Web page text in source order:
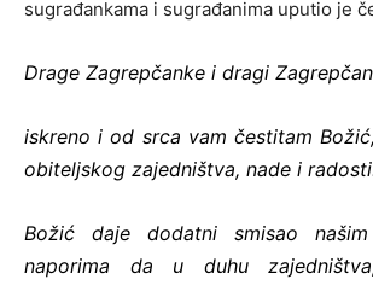
sugrađankama i sugrađanima uputio je
Drage Zagrepčanke i dragi
iskreno i od srca vam čestitam
obiteljskog zajedništva, nade i
Božić daje dodatni smisao našim
naporima da u duhu